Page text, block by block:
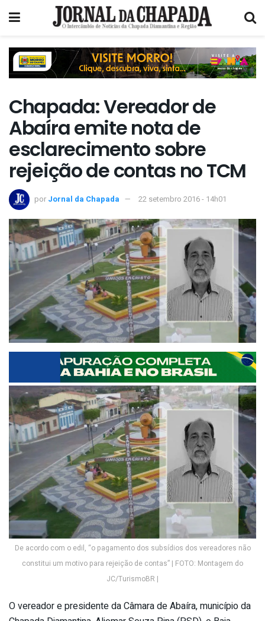
Chapada: Vereador de
Abaíra emite nota de
esclarecimento sobre
rejeição de contas no TCM
por Jornal da Chapada 22 setembro 2016 - 14h01
De acordo com o edil, “o pagamento dos subsídios dos vereadores não
constitui um motivo para rejeição de contas” | FOTO: Montagem do
JC/TurismoBR |
O vereador e presidente da Câmara de Abaíra, município da